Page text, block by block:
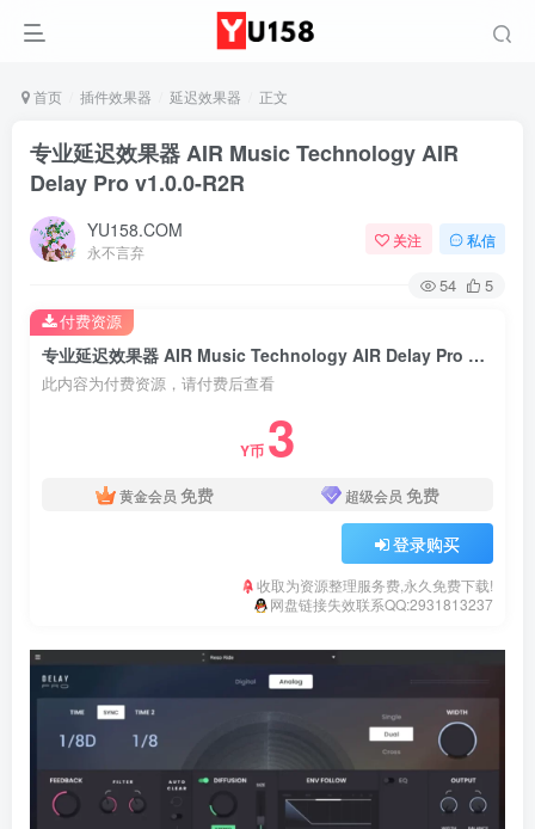
首页 插件效果器 延迟效果器 正文
专业延迟效果器 AIR Music Technology AIR
Delay Pro v1.0.0-R2R
YU158.COM
永不言弃
关注 私信
54 5
专业延迟效果器 AIR Music Technology AIR Delay Pro v1.0.0-R2R
此内容为付费资源，请付费后查看
Y币 3
黄金会员 免费 超级会员 免费
登录购买
收取为资源整理服务费,永久免费下载!
网盘链接失效联系QQ:2931813237
付费资源